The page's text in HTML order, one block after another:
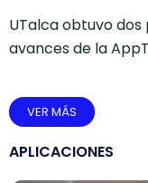
UTalca obtuvo
avances de la
VER MÁS
APLICACIONES